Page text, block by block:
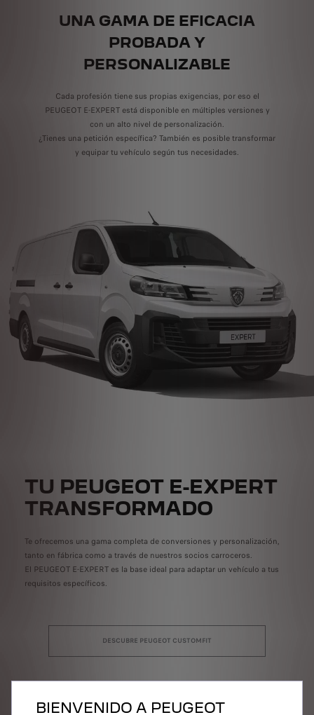
UNA GAMA DE EFICACIA
PROBADA Y
PERSONALIZABLE
Cada profesión tiene sus propias exigencias, por eso el
PEUGEOT E-EXPERT está disponible en múltiples versiones y
con un alto nivel de personalización.
¿Tienes una petición específica? También es posible transformar
y equipar tu vehículo según tus necesidades.
TU PEUGEOT E-EXPERT
TRANSFORMADO
Te ofrecemos una gama completa de conversiones y personalización,
tanto en fábrica como a través de nuestros socios carroceros.
El PEUGEOT E-EXPERT es la base ideal para adaptar un vehículo a tus
requisitos específicos.
DESCUBRE PEUGEOT CUSTOMFIT
BIENVENIDO A PEUGEOT